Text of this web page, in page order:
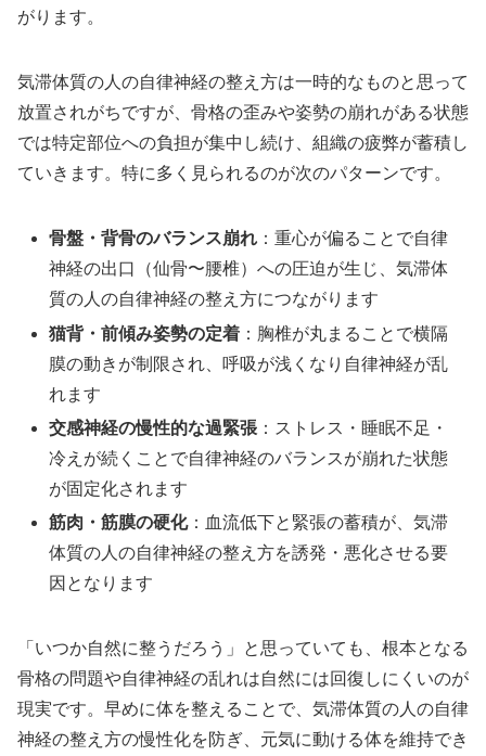
がります。
気滞体質の人の自律神経の整え方は一時的なものと思って
放置されがちですが、骨格の歪みや姿勢の崩れがある状態
では特定部位への負担が集中し続け、組織の疲弊が蓄積し
ていきます。特に多く見られるのが次のパターンです。
骨盤・背骨のバランス崩れ ：重心が偏ることで自律
神経の出口（仙骨〜腰椎）への圧迫が生じ、気滞体
質の人の自律神経の整え方につながります
猫背・前傾み姿勢の定着 ：胸椎が丸まることで横隔
膜の動きが制限され、呼吸が浅くなり自律神経が乱
れます
交感神経の慢性的な過緊張 ：ストレス・睡眠不足・
冷えが続くことで自律神経のバランスが崩れた状態
が固定化されます
筋肉・筋膜の硬化：血流低下と緊張の蓄積が、気滞
体質の人の自律神経の整え方を誘発・悪化させる要
因となります
「いつか自然に整うだろう」と思っていても、根本となる
骨格の問題や自律神経の乱れは自然には回復しにくいのが
現実です。早めに体を整えることで、気滞体質の人の自律
神経の整え方の慢性化を防ぎ、元気に動ける体を維持でき